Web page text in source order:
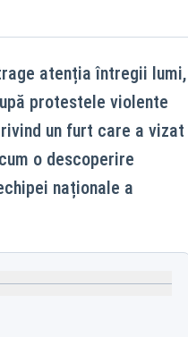
atenția întregii lumi,
protestele violente
un furt care a vizat
o descoperire
naționale a